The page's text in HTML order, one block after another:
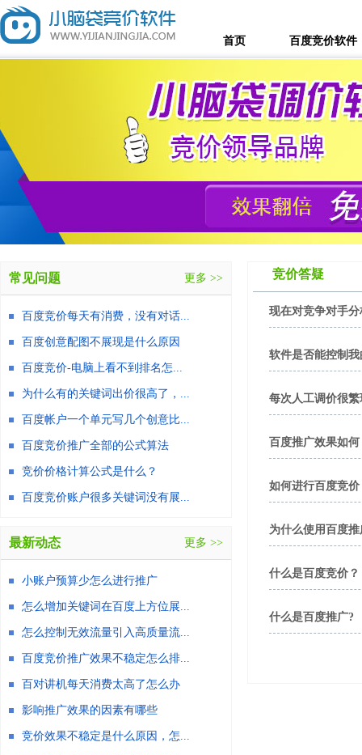
首页 百度竞价软件
竞价答疑
现在对竞争对手
软件是否能控制
每次人工调价很
百度推广效果如何
如何进行百度竞价
为什么使用百度推
什么是百度竞价？
什么是百度推广?
常见问题 更多 >>
百度竞价每天有消费，没有对话...
百度创意配图不展现是什么原因
百度竞价-电脑上看不到排名怎...
为什么有的关键词出价很高了，...
百度帐户一个单元写几个创意比...
百度竞价推广全部的公式算法
竞价价格计算公式是什么？
百度竞价账户很多关键词没有展...
最新动态 更多 >>
小账户预算少怎么进行推广
怎么增加关键词在百度上方位展...
怎么控制无效流量引入高质量流...
百度竞价推广效果不稳定怎么排...
百对讲机每天消费太高了怎么办
影响推广效果的因素有哪些
竞价效果不稳定是什么原因，怎...